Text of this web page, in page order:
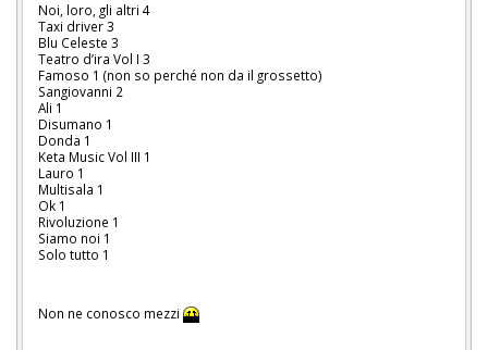
Noi, loro, gli altri 4
Taxi driver 3
Blu Celeste 3
Teatro d’ira Vol I 3
Famoso 1 (non so perché non da il grossetto)
Sangiovanni 2
Ali 1
Disumano 1
Donda 1
Keta Music Vol III 1
Lauro 1
Multisala 1
Ok 1
Rivoluzione 1
Siamo noi 1
Solo tutto 1
Non ne conosco mezzi